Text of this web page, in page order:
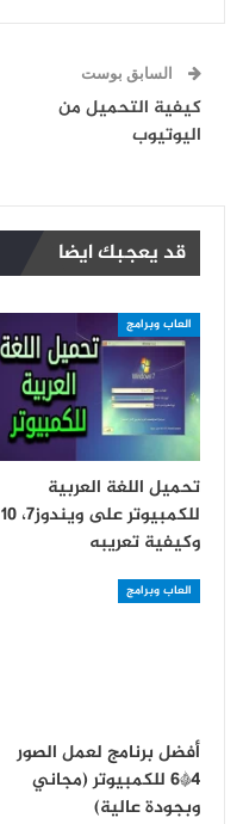
السابق بوست
كيفية التحميل من
اليوتيوب
قد يعجبك ايضا
العاب وبرامج
تحميل اللغة العربية
للكمبيوتر على ويندوز7، 10
وكيفية تعريبه
العاب وبرامج
أفضل برنامج لعمل الصور
4*6 للكمبيوتر (مجاني
وبجودة عالية)